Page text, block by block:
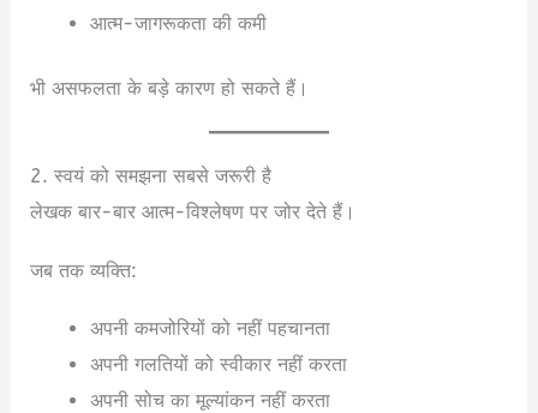
आत्म-जागरूकता की कमी
भी असफलता के बड़े कारण हो सकते हैं।
2. स्वयं को समझना सबसे जरूरी है
लेखक बार-बार आत्म-विश्लेषण पर जोर देते हैं।
जब तक व्यक्ति:
अपनी कमजोरियों को नहीं पहचानता
अपनी गलतियों को स्वीकार नहीं करता
अपनी सोच का मूल्यांकन नहीं करता